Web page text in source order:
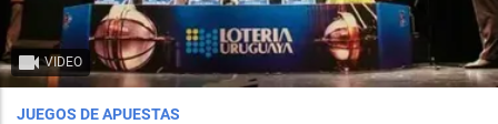
VIDEO
JUEGOS DE APUESTAS